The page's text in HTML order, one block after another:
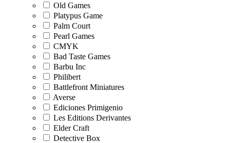
Old Games
Platypus Game
Palm Court
Pearl Games
CMYK
Bad Taste Games
Barbu Inc
Philibert
Battlefront Miniatures
Averse
Ediciones Primigenio
Les Editions Derivantes
Elder Craft
Detective Box